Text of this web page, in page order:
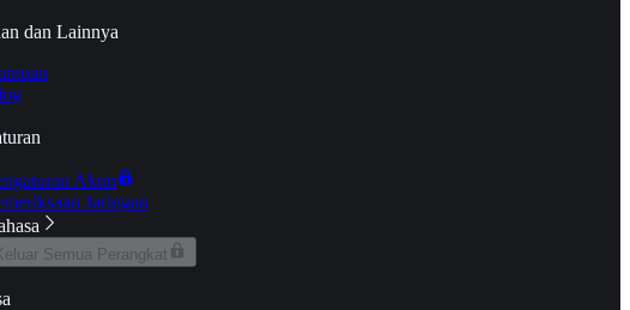
dan Lainnya
Akun
Jaringan
Semua Perangkat